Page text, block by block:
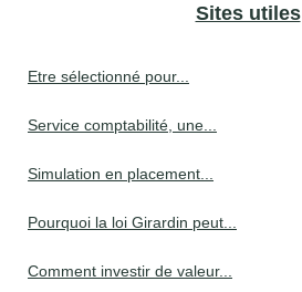
Sites utiles
Etre sélectionné pour...
Service comptabilité, une...
Simulation en placement...
Pourquoi la loi Girardin peut...
Comment investir de valeur...